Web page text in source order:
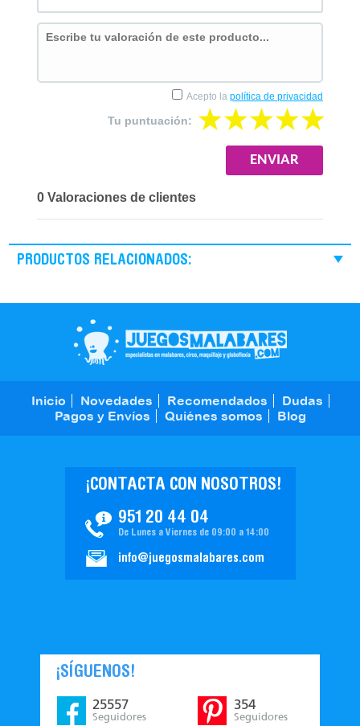
0 Valoraciones de clientes
Tu puntuación:
Acepto la política de privacidad
PRODUCTOS RELACIONADOS:
Inicio Novedades Recomendados
Dudas
Pagos y Envíos
Quiénes somos Blog
951 20 44 04
¡CONTACTA CON NOSOTROS!
De Lunes a Viernes de 09:00 a 14:00
info@juegosmalabares.com
¡SÍGUENOS!
25557
Seguidores
354
Seguidores